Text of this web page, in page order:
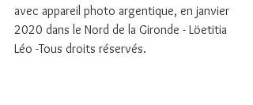
avec appareil photo argentique, en janvier
2020 dans le Nord de la Gironde - Löetitia
Léo -Tous droits réservés.